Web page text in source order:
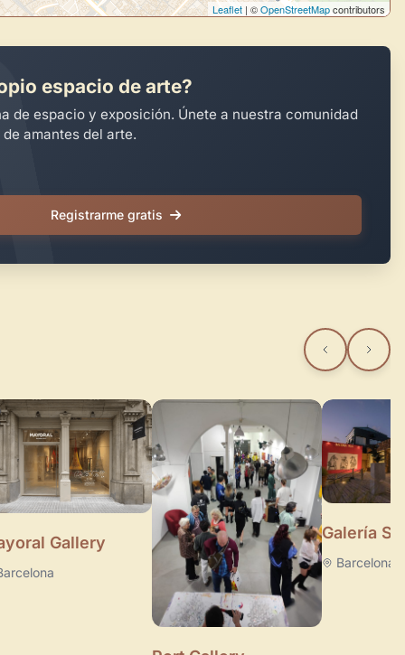
Leaflet | ©OpenStreetMapcontributors
espacio de arte?
de espacio y exposición. Únete a nuestra comunidad
amantes del arte.
Registrarme gratis
Gallery
Galería
Barcelona